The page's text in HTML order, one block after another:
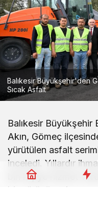
Balıkesir Büyükşehir'den
Sıcak Asfalt
Balıkesir Büyükşehir
Akın, Gömeç
yürütülen asfalt
inceledi. Yıllardır
bin kişiye hizmet
bir görünüme